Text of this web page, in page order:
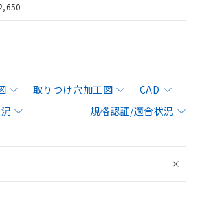
取りつけ穴加工図
CAD
規格認証/適合状況